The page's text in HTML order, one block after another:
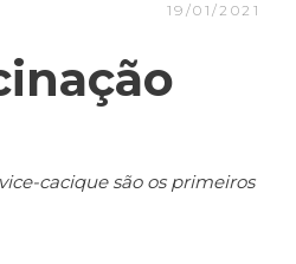
19/01/2021
cacique são os primeiros